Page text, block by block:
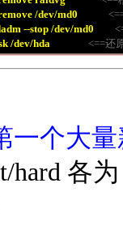
/dev/md0
--stop /dev/md0
/dev/hda <==还
一个大
hard 各